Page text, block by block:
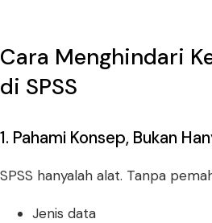
Cara Menghindari
di SPSS
1. Pahami Konsep, Bukan
SPSS hanyalah alat. Tanpa
Jenis data